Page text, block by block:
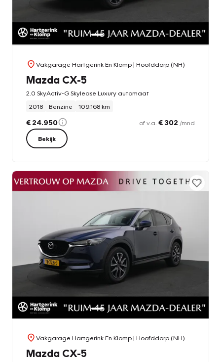
Vakgarage Hartgerink En Klomp| Hoofddorp (NH)
Mazda CX-5
2.0 SkyActiv-G Skylease Luxury automaat
2018
Benzine 109.168 km
€ 24.950 of v.a. € 302 /mnd
Bekijk
Vakgarage Hartgerink En Klomp| Hoofddorp (NH)
Mazda CX-5